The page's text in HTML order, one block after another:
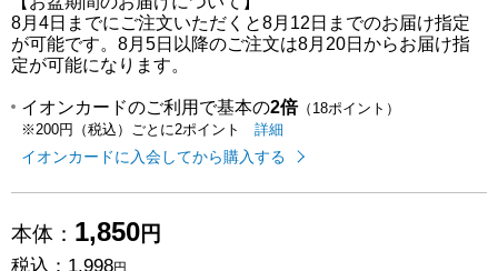
8月4日までにご注文いただくと8月12日までのお届け指定
が可能です。8月5日以降のご注文は8月20日からお届け指
定が可能になります。
イオンカードのご利用で基本の2倍（18ポイント）
※200円（税込）ごとに2ポイント
イオンカードのご利用でたまるポイ
詳細
イオンカードに入会してから購入する
本体： 1,850円
税込： 1,998円